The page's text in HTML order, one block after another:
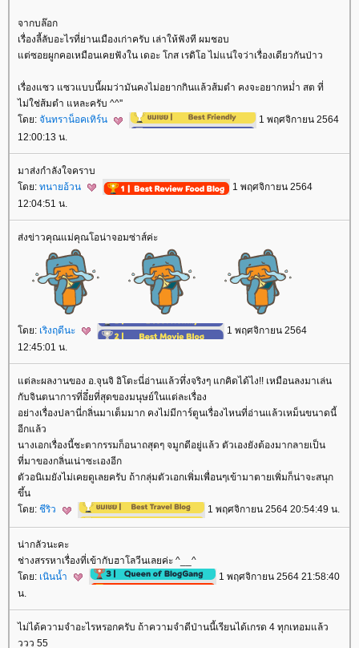
จากบล๊อก
เรื่องลี้ลับอะไรที่ย่านเมืองเก่าครับ เล่าให้ฟังที ผมชอบ
ต่ซอยผูกคอเหมือนเคยฟังใน เดอะ โกส เรดิโอ ไม่แน่ใจว่าเรื่องเดียวกันป่าว
เรื่องแซว แซวแบบนี้ผมว่ามันคงไม่อยากกินแล้วส้มตำ คงจะอยากหม่ำ สต ที่
ไม่ใช่ส้มตำ แหละครับ ^^''
ดย: จันทราน็อคเทิร์น
1 พฤศจิกายน 2564
12:00:13 น.
มาส่งกำลังใจคราบ
ดย: ทนายอ้วน
1 พฤศจิกายน 2564
12:04:51 น.
ส่งข่าวคุณแม่คุณโอน่าจอมซ่าส์ค่ะ
ดย: เริงฤดีนะ
1 พฤศจิกายน 2564
12:45:01 น.
ต่ละผลงานของ อ.จุนจิ อิโตะนี่อ่านแล้วทึ่งจริงๆ แกคิดได้ไง!! เหมือนลงมาเล่น
กับจินตนาการที่อึ๋ยที่สุดของมนุษย์ในแต่ละเรื่อง
อย่างเรื่องปลานี่กลิ่นมาเต็มมาก คงไม่มีการ์ตูนเรื่องไหนที่อ่านแล้วเหม็นขนาดนี้
อีกแล้ว
นางเอกเรื่องนี้ชะตากรรมก็อนาถสุดๆ จมูกดีอยู่แล้ว ตัวเองยังต้องมากลายเป็น
ที่มาของกลิ่นเน่าซะเองอีก
ตัวอนิเมยังไม่เคยดูเลยครับ ถ้ากลุ่มตัวเอกเพิ่มเพื่อนๆเข้ามาตายเพิ่มก็น่าจะสนุก
ขึ้น
ดย: ชีริว 1 พฤศจิกายน 2564 20:54:49 น.
น่ากลัวนะคะ
ช่างสรรหาเรื่องที่เข้ากับฮาโลวีนเลยค่ะ ^__^
ดย: เนินน้ำ
1 พฤศจิกายน 2564 21:58:40
น.
ไม่ได้ความจำอะไรหรอกครับ ถ้าความจำดีป่านนี้เรียนได้เกรด 4 ทุกเทอมแล้ว
ววว 55